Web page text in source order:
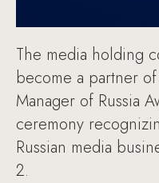
The media holding
become a partner
Manager of Russia
ceremony
Russian media
2.